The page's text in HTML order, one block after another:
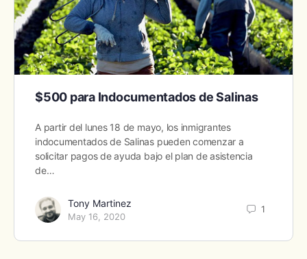
$500 para Indocumentados de Salinas
A partir del lunes 18 de mayo, los inmigrantes
indocumentados de Salinas pueden comenzar a
solicitar pagos de ayuda bajo el plan de asistencia
de…
Tony Martinez
May 16, 2020
1